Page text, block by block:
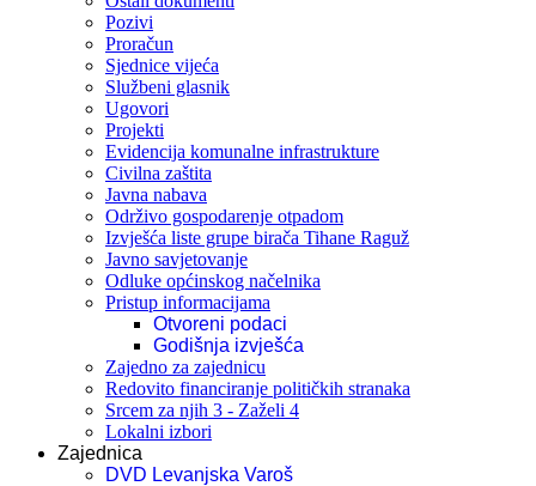
Pozivi
Proračun
Sjednice vijeća
Službeni glasnik
Ugovori
Projekti
Evidencija komunalne infrastrukture
Civilna zaštita
Javna nabava
Održivo gospodarenje otpadom
Izvješća liste grupe birača Tihane Raguž
Javno savjetovanje
Odluke općinskog načelnika
Pristup informacijama
Otvoreni podaci
Godišnja izvješća
Zajedno za zajednicu
Redovito financiranje političkih stranaka
Srcem za njih 3 - Zaželi 4
Lokalni izbori
Zajednica
DVD Levanjska Varoš